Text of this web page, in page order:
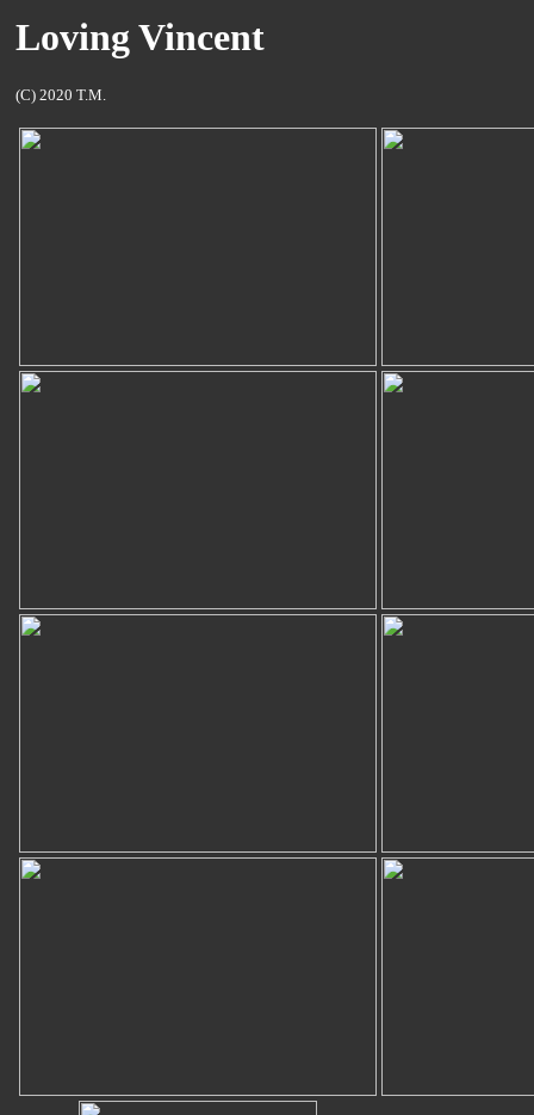
Loving Vincent
(C) 2020 T.M.